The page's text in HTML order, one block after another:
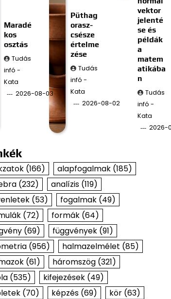
Maradé
kos
osztás
Tudás
infó -
Kata
2026-08-03
Püthag
orasz-
csésze
értelme
zése
Tudás
infó -
Kata
2026-08-02
vektor
jelenté
se és
példák
a
matem
atikába
n
Tudás
infó -
Kata
2026-
(166) alapfogalmak(185)
(232) analízis(119)
(53) fogalmak(49)
(72) formák(64)
(69) függvények(91)
(956) halmazelmélet (85)
(61) háromszög(321)
(535) kifejezések(49)
(70) képzés(69) kör(63)